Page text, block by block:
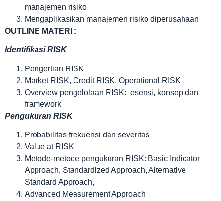
manajemen risiko
Mengaplikasikan manajemen risiko diperusahaan
OUTLINE MATERI :
Identifikasi RISK
Pengertian RISK
Market RISK, Credit RISK, Operational RISK
Overview pengelolaan RISK: esensi, konsep dan
framework
Pengukuran RISK
Probabilitas frekuensi dan severitas
Value at RISK
Metode-metode pengukuran RISK: Basic Indicator
Approach, Standardized Approach, Alternative
Standard Approach,
Advanced Measurement Approach